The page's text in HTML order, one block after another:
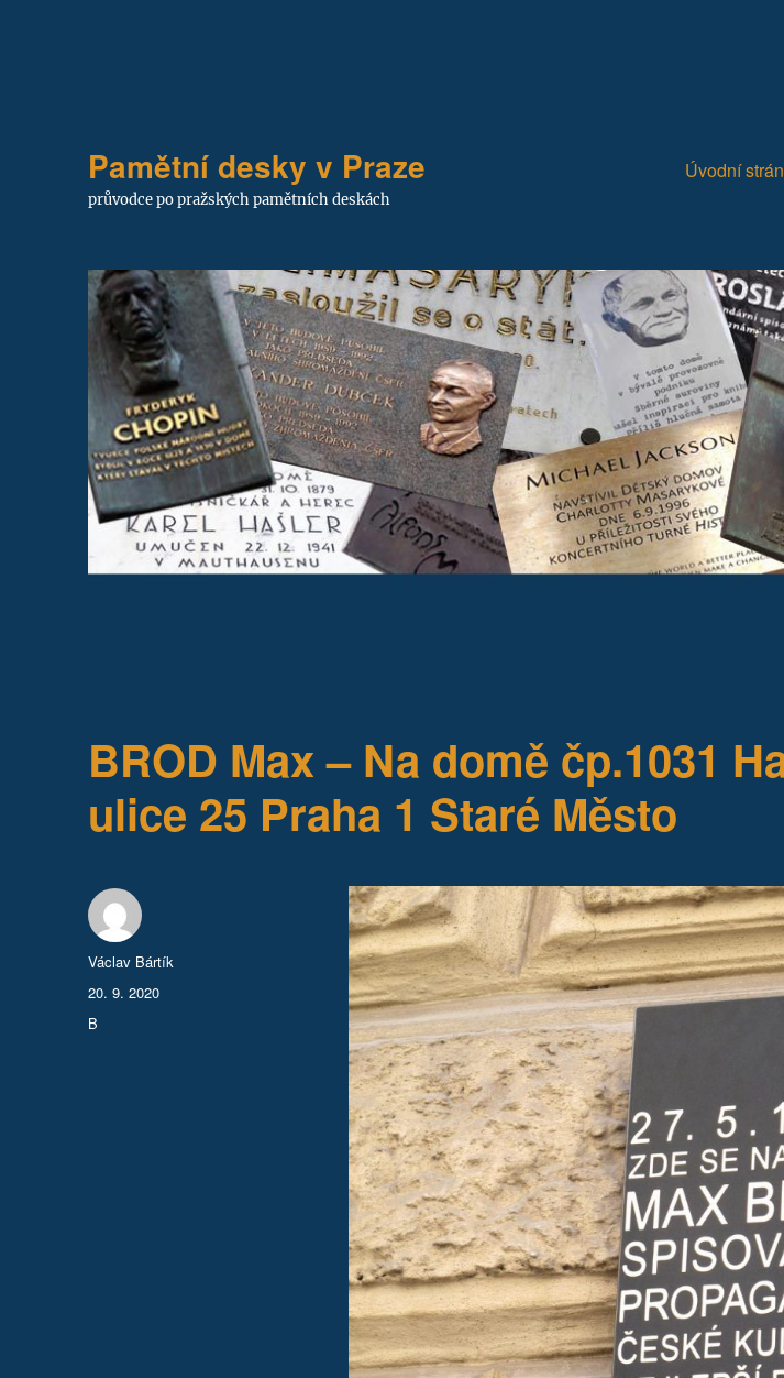
Pamětní desky v Praze
průvodce po pražských pamětních deskách
Úvodní
BROD Max – Na domě čp.1031
ulice 25 Praha 1 Staré Město
Autor:
Václav Bártík
Publikováno:
20. 9. 2020
Rubriky:
B